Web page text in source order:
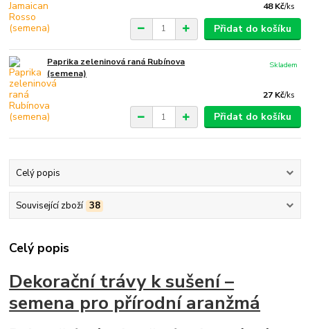
48 Kč/ks
Přidat do košíku
Paprika zeleninová raná Rubínova
(semena)
27 Kč/ks
Skladem
Přidat do košíku
Celý popis
Související zboží 38
Celý popis
Dekorační trávy k sušení –
semena pro přírodní aranžmá